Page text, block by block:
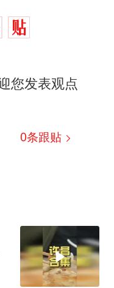
您发表观点
0条跟贴